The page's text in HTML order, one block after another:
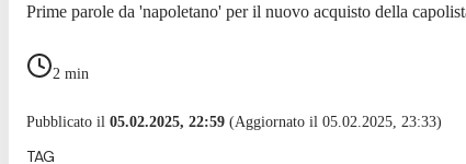
Prime parole da 'napoletano' per il nuovo acquisto della
2 min
Pubblicato il 05.02.2025, 22:59 (Aggiornato il 05.02.2025, 23:33)